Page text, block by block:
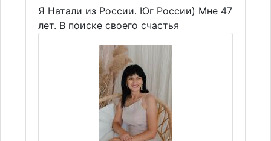
Я Натали из России. Юг России) Мне 47
лет. В поиске своего счастья